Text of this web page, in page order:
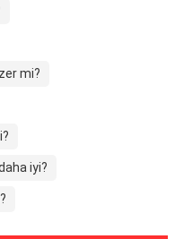
mi?
iyi?